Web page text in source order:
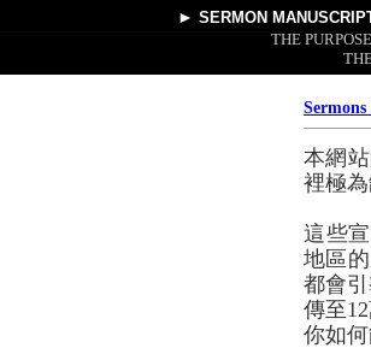
► SERMON
THE
本網
裡極
這些
地區
都會
傳至
你如